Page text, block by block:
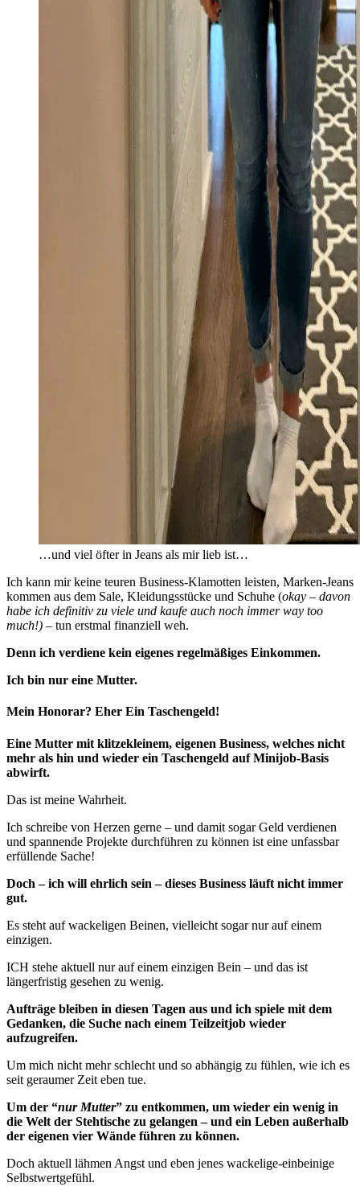
…und viel öfter in Jeans als mir lieb ist…
Ich kann mir keine teuren Business-Klamotten leisten, Marken-Jeans
kommen aus dem Sale, Kleidungsstücke und Schuhe (okay – davon
habe ich definitiv zu viele und kaufe auch noch immer way too
much!) – tun erstmal finanziell weh.
Denn ich verdiene kein eigenes regelmäßiges Einkommen.
Ich bin nur eine Mutter.
Mein Honorar? Eher Ein Taschengeld!
Eine Mutter mit klitzekleinem, eigenen Business, welches nicht
mehr als hin und wieder ein Taschengeld auf Minijob-Basis
abwirft.
Das ist meine Wahrheit.
Ich schreibe von Herzen gerne – und damit sogar Geld verdienen
und spannende Projekte durchführen zu können ist eine unfassbar
erfüllende Sache!
Doch – ich will ehrlich sein – dieses Business läuft nicht immer
gut.
Es steht auf wackeligen Beinen, vielleicht sogar nur auf einem
einzigen.
ICH stehe aktuell nur auf einem einzigen Bein – und das ist
längerfristig gesehen zu wenig.
Aufträge bleiben in diesen Tagen aus und ich spiele mit dem
Gedanken, die Suche nach einem Teilzeitjob wieder
aufzugreifen.
Um mich nicht mehr schlecht und so abhängig zu fühlen, wie ich es
seit geraumer Zeit eben tue.
Um der “nur Mutter” zu entkommen, um wieder ein wenig in
die Welt der Stehtische zu gelangen – und ein Leben außerhalb
der eigenen vier Wände führen zu können.
Doch aktuell lähmen Angst und eben jenes wackelige-einbeinige
Selbstwertgefühl.